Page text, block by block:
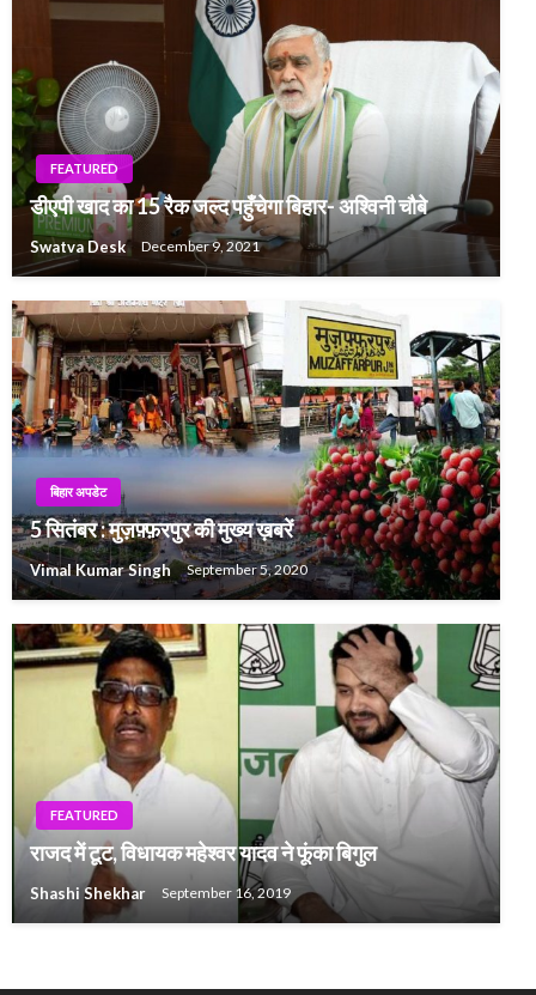
FEATURED
डीएपी खाद का 15 रैक जल्द पहुँचेगा बिहार- अश्विनी चौबे
Swatva Desk December 9, 2021
बिहार अपडेट
5 सितंबर : मुज़फ़्फ़रपुर की मुख्य ख़बरें
Vimal Kumar Singh September 5, 2020
FEATURED
राजद में टूट, विधायक महेश्वर यादव ने फूंका बिगुल
Shashi Shekhar September 16, 2019